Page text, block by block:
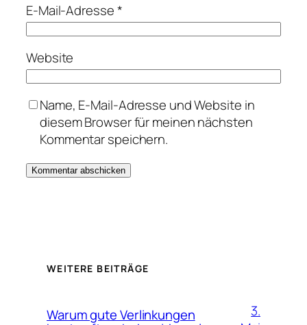
E-Mail-Adresse*
Website
Name, E-Mail-Adresse und Website in
diesem Browser für meinen nächsten
Kommentar speichern.
WEITERE BEITRÄGE
Warum gute Verlinkungen
3.